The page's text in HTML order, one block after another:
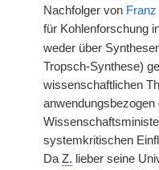
Nachfolger von
für Kohlenforschung
weder über
Tropsch-Synthese)
wissenschaftlichen
anwendungsbezogen
systemkritischen
Da Z. lieber seine